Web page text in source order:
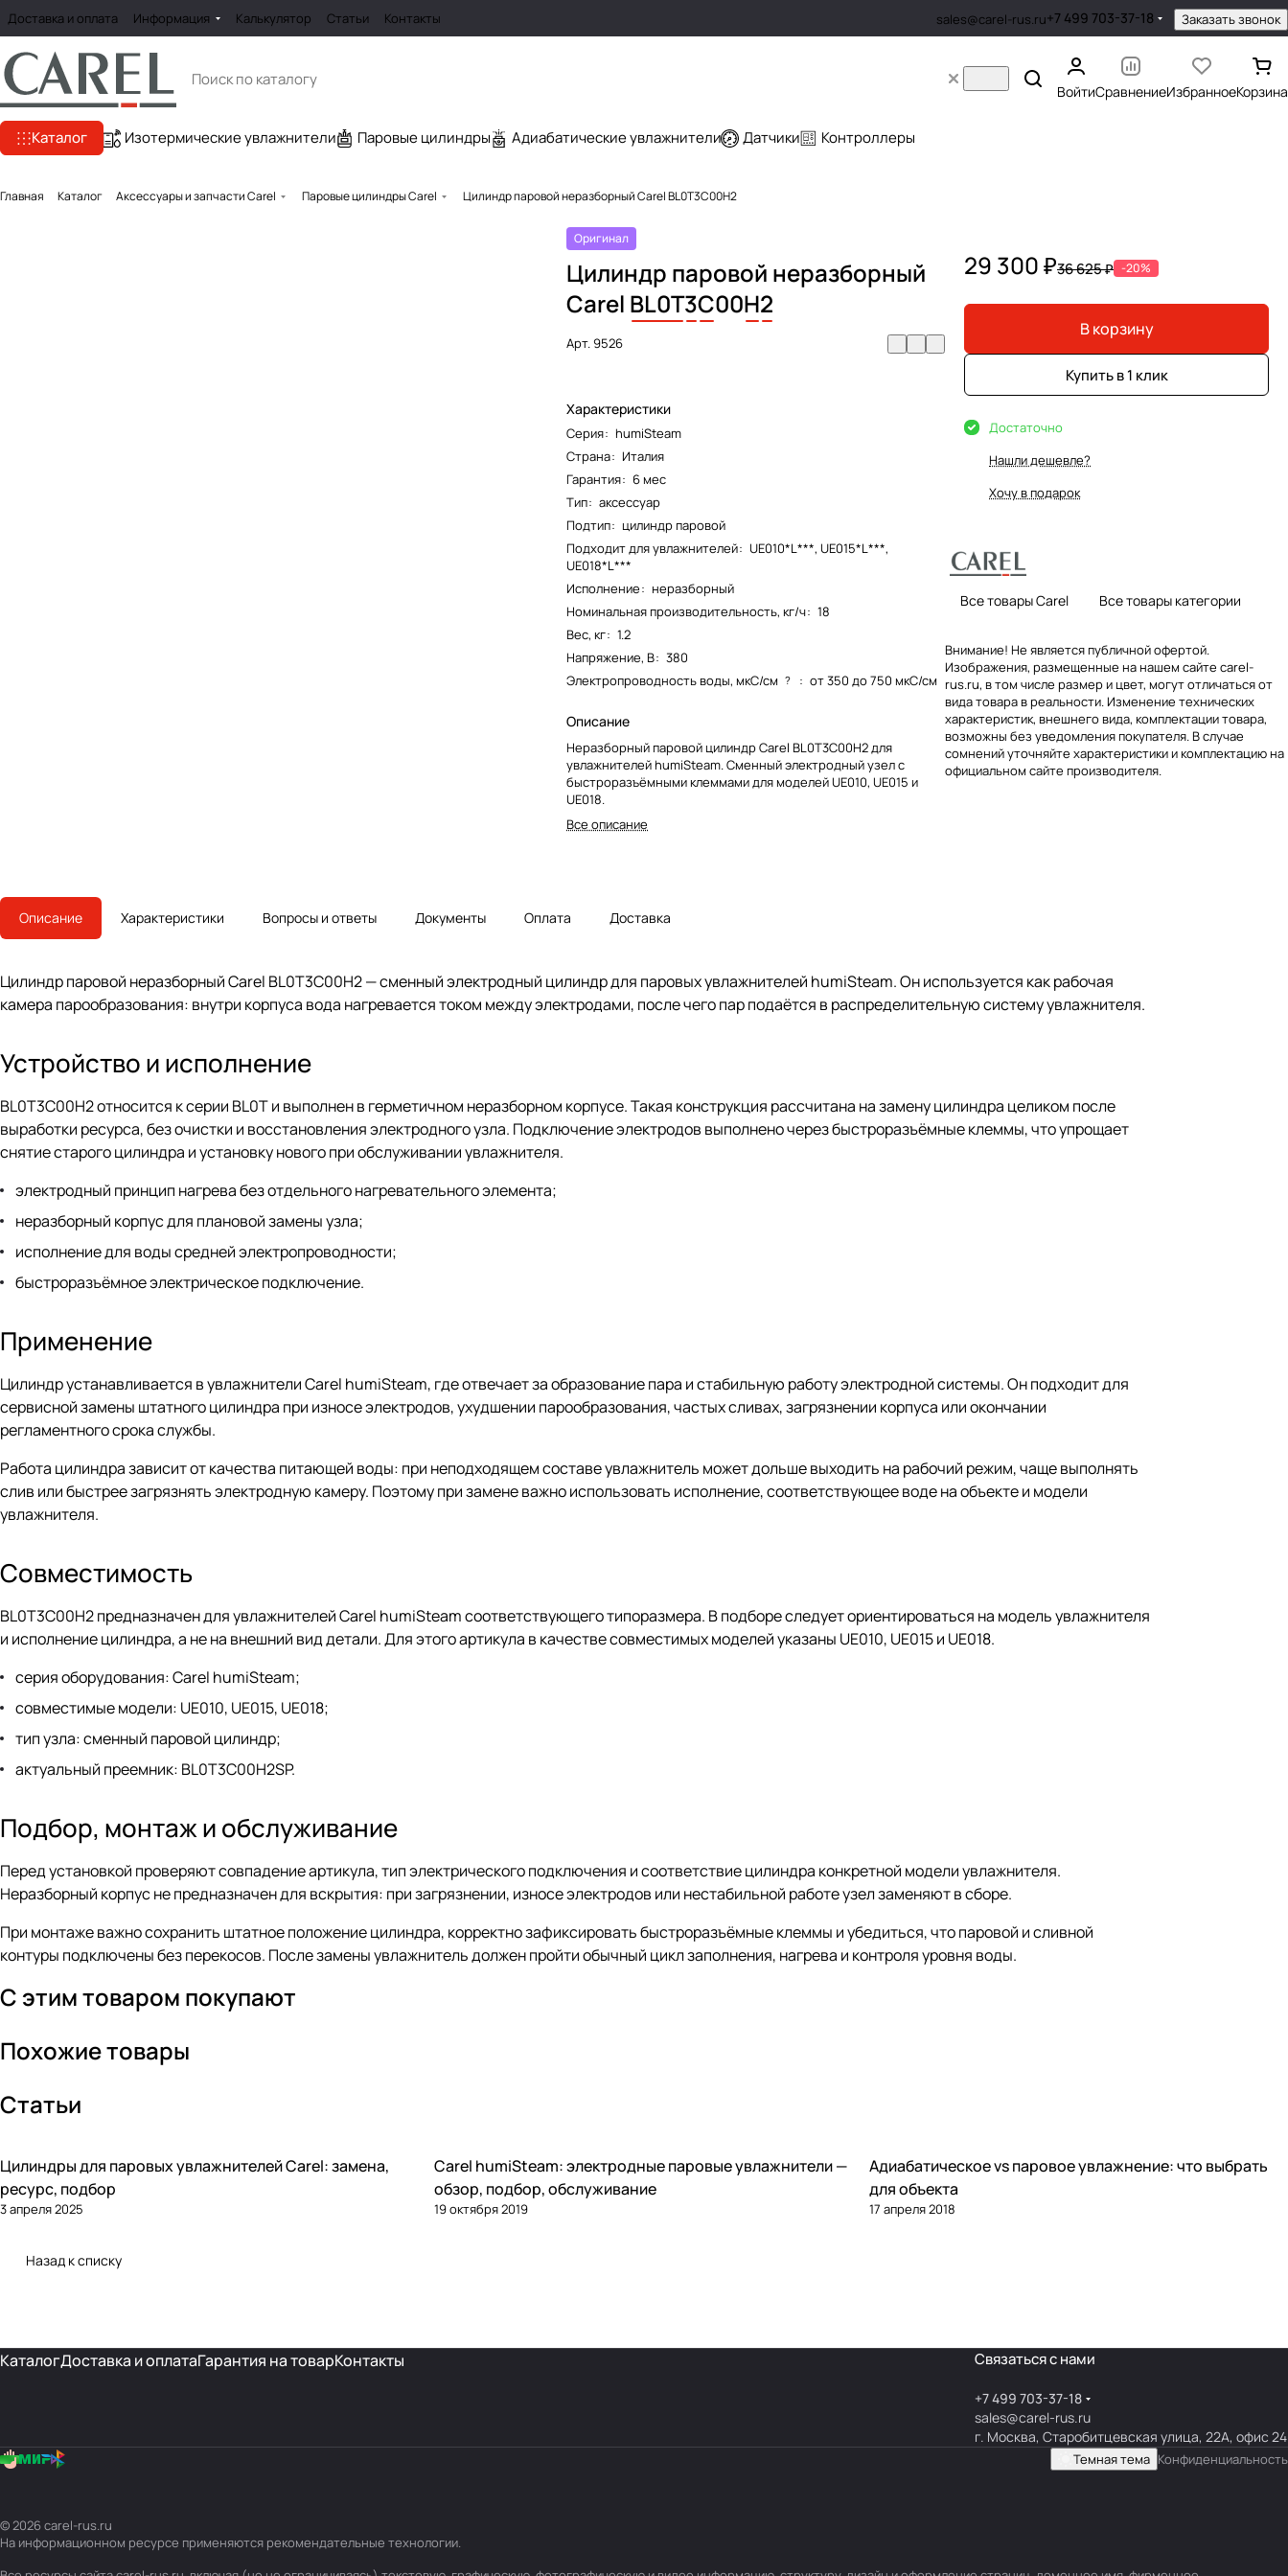
Доставка и оплата Информация Калькулятор Статьи Контакты sales@carel-rus.ru+7 499 703-37-18 Заказать звонок
ВойтиСравнениеИзбранноеКорзина
Каталог Изотермические увлажнители Паровые цилиндры Адиабатические увлажнители Датчики Контроллеры
Главная Каталог Аксессуары и запчасти Carel Паровые цилиндры Carel Цилиндр паровой неразборный Carel BL0T3C00H2
Оригинал
Цилиндр паровой неразборный
Carel BL0T3C00H2
Арт.9526
Характеристики
Серия: humiSteam
Страна: Италия
Гарантия: 6 мес
Тип: аксессуар
Подтип: цилиндр паровой
Подходит для увлажнителей: UE010*L***,UE015*L***,
UE018*L***
Исполнение: неразборный
Номинальная производительность, кг/ч: 18
Вес, кг: 1.2
Напряжение, В: 380
Электропроводность воды, мкС/см ? : от 350 до 750 мкС/см
Описание
Неразборный паровой цилиндр Carel BL0T3C00H2 для
увлажнителей humiSteam. Сменный электродный узел с
быстроразъёмными клеммами для моделей UE010, UE015 и
UE018.
Все описание
29 300 ₽36 625 ₽ -20%
В корзину
Купить в 1 клик
Достаточно
Нашли дешевле?
Хочу в подарок
Все товары Carel Все товары категории
Внимание! Не является публичной офертой.
Изображения, размещенные на нашем сайте carel-
rus.ru, в том числе размер и цвет, могут отличаться от
вида товара в реальности. Изменение технических
характеристик, внешнего вида, комплектации товара,
возможны без уведомления покупателя. В случае
сомнений уточняйте характеристики и комплектацию на
официальном сайте производителя.
Описание Характеристики Вопросы и ответы Документы Оплата Доставка
Цилиндр паровой неразборный Carel BL0T3C00H2 — сменный электродный цилиндр для паровых увлажнителей humiSteam. Он используется как рабочая
камера парообразования: внутри корпуса вода нагревается током между электродами, после чего пар подаётся в распределительную систему увлажнителя.
Устройство и исполнение
BL0T3C00H2 относится к серии BL0T и выполнен в герметичном неразборном корпусе. Такая конструкция рассчитана на замену цилиндра целиком после
выработки ресурса, без очистки и восстановления электродного узла. Подключение электродов выполнено через быстроразъёмные клеммы, что упрощает
снятие старого цилиндра и установку нового при обслуживании увлажнителя.
электродный принцип нагрева без отдельного нагревательного элемента;
неразборный корпус для плановой замены узла;
исполнение для воды средней электропроводности;
быстроразъёмное электрическое подключение.
Применение
Цилиндр устанавливается в увлажнители Carel humiSteam, где отвечает за образование пара и стабильную работу электродной системы. Он подходит для
сервисной замены штатного цилиндра при износе электродов, ухудшении парообразования, частых сливах, загрязнении корпуса или окончании
регламентного срока службы.
Работа цилиндра зависит от качества питающей воды: при неподходящем составе увлажнитель может дольше выходить на рабочий режим, чаще выполнять
слив или быстрее загрязнять электродную камеру. Поэтому при замене важно использовать исполнение, соответствующее воде на объекте и модели
увлажнителя.
Совместимость
BL0T3C00H2 предназначен для увлажнителей Carel humiSteam соответствующего типоразмера. В подборе следует ориентироваться на модель увлажнителя
и исполнение цилиндра, а не на внешний вид детали. Для этого артикула в качестве совместимых моделей указаны UE010, UE015 и UE018.
серия оборудования: Carel humiSteam;
совместимые модели: UE010, UE015, UE018;
тип узла: сменный паровой цилиндр;
актуальный преемник: BL0T3C00H2SP.
Подбор, монтаж и обслуживание
Перед установкой проверяют совпадение артикула, тип электрического подключения и соответствие цилиндра конкретной модели увлажнителя.
Неразборный корпус не предназначен для вскрытия: при загрязнении, износе электродов или нестабильной работе узел заменяют в сборе.
При монтаже важно сохранить штатное положение цилиндра, корректно зафиксировать быстроразъёмные клеммы и убедиться, что паровой и сливной
контуры подключены без перекосов. После замены увлажнитель должен пройти обычный цикл заполнения, нагрева и контроля уровня воды.
С этим товаром покупают
Похожие товары
Статьи
Увлажнение
Цилиндры для паровых увлажнителей Carel: замена,
ресурс, подбор
3 апреля 2025
Увлажнение
Carel humiSteam: электродные паровые увлажнители —
обзор, подбор, обслуживание
19 октября 2019
Увлажнение
Адиабатическое vs паровое увлажнение: что выбрать
для объекта
17 апреля 2018
Назад к списку
КаталогДоставка и оплатаГарантия на товарКонтакты Связаться с нами
+7 499 703-37-18
sales@carel-rus.ru
г. Москва, Старобитцевская улица, 22А, офис 24
Темная тема Конфиденциальность
© 2026 carel-rus.ru
На информационном ресурсе применяются рекомендательные технологии.